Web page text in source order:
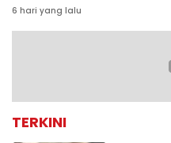
6 hari yang lalu
TERKINI